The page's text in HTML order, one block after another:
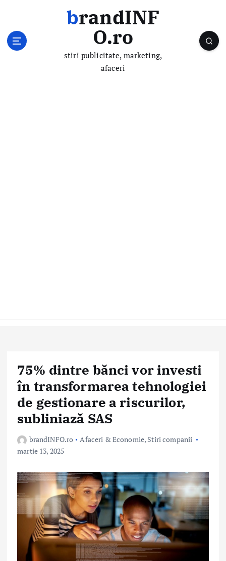
brandINF
O.ro
stiri publicitate, marketing,
afaceri
75% dintre bănci vor investi
în transformarea tehnologiei
de gestionare a riscurilor,
subliniază SAS
brandINFO.ro Afaceri & Economie, Stiri companii
martie 13, 2025